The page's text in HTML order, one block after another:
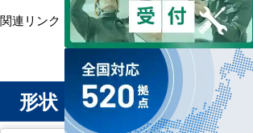
関連リンク： TOPページヘ 兵庫県
形状 から業務用エアコン